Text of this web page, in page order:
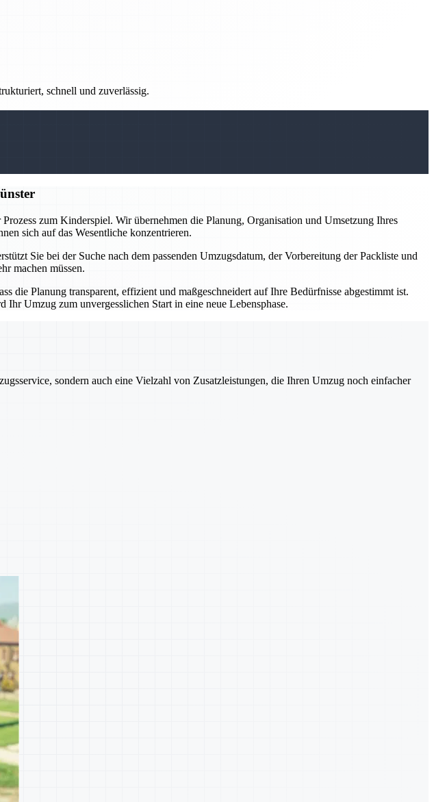
schnell und zuverlässig.
zum Kinderspiel. Wir übernehmen die Planung, Organisation und Umsetzung Ihres
sich auf das Wesentliche konzentrieren.
Sie bei der Suche nach dem passenden Umzugsdatum, der Vorbereitung der Packliste und
machen müssen.
die Planung transparent, effizient und maßgeschneidert auf Ihre Bedürfnisse abgestimmt ist.
Umzug zum unvergesslichen Start in eine neue Lebensphase.
sondern auch eine Vielzahl von Zusatzleistungen, die Ihren Umzug noch einfacher